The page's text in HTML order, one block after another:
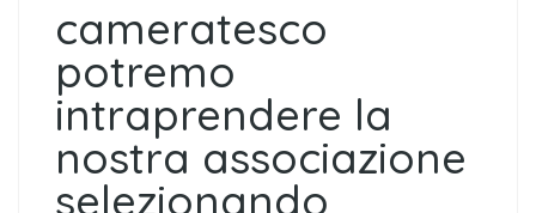
cameratesco
potremo
intraprendere la
nostra associazione
selezionando